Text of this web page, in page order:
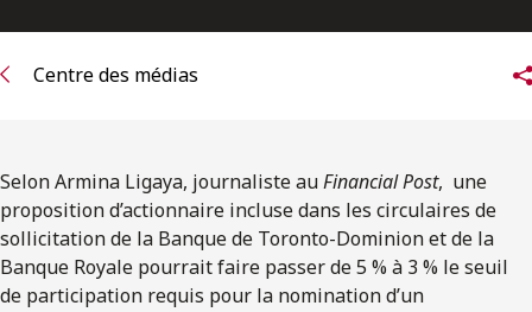
Centre des médias
Selon Armina Ligaya, journaliste auFinancial Post, une
proposition d’actionnaire incluse dans les circulaires de
sollicitation de la Banque de Toronto-Dominion et de la
Banque Royale pourrait faire passer de 5 % à 3 % le seuil
de participation requis pour la nomination d’un